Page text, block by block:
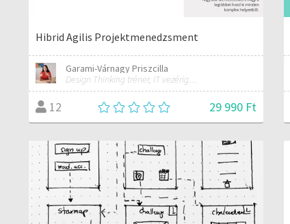
Hibrid Agilis Projektmenedzsment
Garami-Várnagy Priszcilla
Design Thinking tréner, IT vezérigazgató
12 29 990 Ft